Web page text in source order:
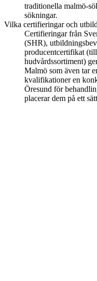
traditionella malmö-
sökningar.
Vilka certifieringar och
Certifieringar från
(SHR),
producentcertifikat
hudvårdssortiment)
Malmö som även tar
kvalifikationer en
Öresund för
placerar dem på ett